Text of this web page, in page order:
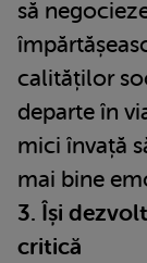
să
calităților
departe în
mici învață
mai bine
3. Își
critică